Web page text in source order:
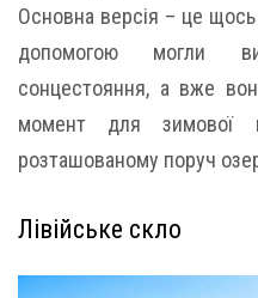
Основна версія – це
допомогою могли
сонцестояння, а вже
момент для зимової
розташованому поруч
Лівійське скло